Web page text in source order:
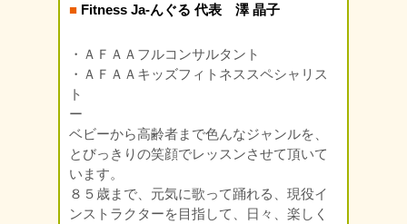
■ Fitness Ja-んぐる 代表 澤 晶子
・ＡＦＡＡフルコンサルタント
・ＡＦＡＡキッズフィトネススペシャリス
ト
ー
ベビーから高齢者まで色んなジャンルを、
とびっきりの笑顔でレッスンさせて頂いて
います。
８５歳まで、元気に歌って踊れる、現役イ
ンストラクターを目指して、日々、楽しく